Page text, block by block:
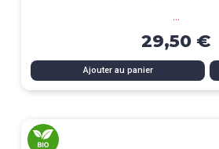
...
29,50 €
Ajouter au panier